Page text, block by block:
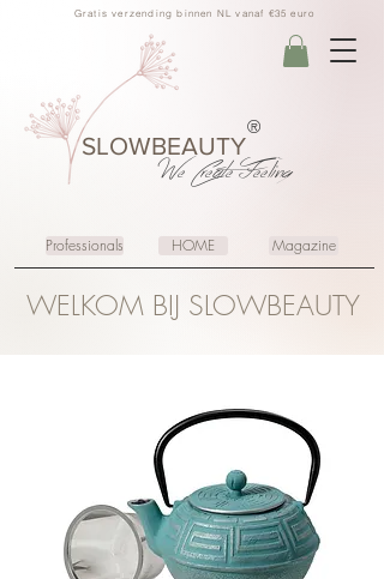
Gratis verzending binnen NL vanaf €35 euro
SLOWBEAUTY
We CreateFeeling
®
Professionals HOME Magazine
WELKOM BIJ SLOWBEAUTY